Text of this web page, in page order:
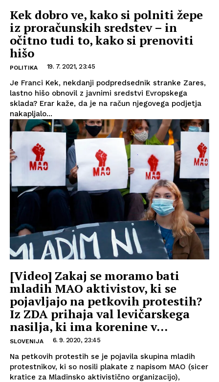
Kek dobro ve, kako si polniti žepe
iz proračunskih sredstev – in
očitno tudi to, kako si prenoviti
hišo
POLITIKA 19. 7. 2021, 23:45
Je Franci Kek, nekdanji podpredsednik stranke Zares,
lastno hišo obnovil z javnimi sredstvi Evropskega
sklada? Erar kaže, da je na račun njegovega podjetja
nakapljalo...
[Video] Zakaj se moramo bati
mladih MAO aktivistov, ki se
pojavljajo na petkovih protestih?
Iz ZDA prihaja val levičarskega
nasilja, ki ima korenine v...
SLOVENIJA 6. 9. 2020, 23:45
Na petkovih protestih se je pojavila skupina mladih
protestnikov, ki so nosili plakate z napisom MAO (sicer
kratice za Mladinsko aktivistično organizacijo),